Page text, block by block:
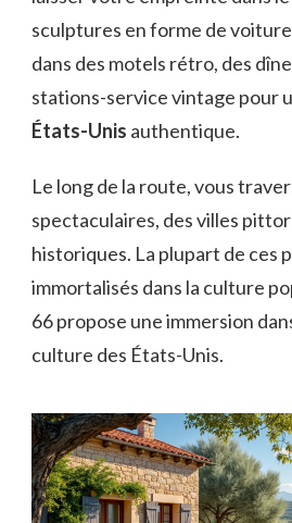
sculptures en forme de
dans des motels rétro, des
stations-service vintage pour
États-Unis authentique.
Le long de la route, vous
spectaculaires, des villes
historiques. La plupart de ces
immortalisés dans la culture
66 propose une immersion
culture des États-Unis.